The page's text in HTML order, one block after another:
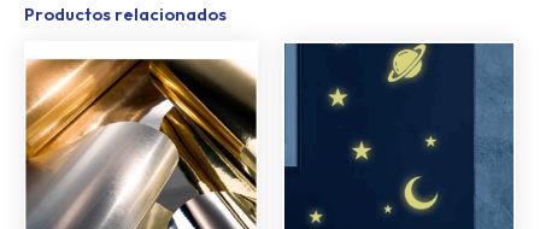
Productos relacionados